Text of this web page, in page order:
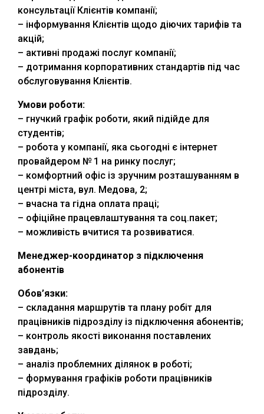
консультації Клієнтів компанії;
– інформування Клієнтів щодо діючих тарифів та
акцій;
– активні продажі послуг компанії;
– дотримання корпоративних стандартів під час
обслуговування Клієнтів.
Умови роботи:
– гнучкий графік роботи, який підійде для
студентів;
– робота у компанії, яка сьогодні є інтернет
провайдером № 1 на ринку послуг;
– комфортний офіс із зручним розташуванням в
центрі міста, вул. Медова, 2;
– вчасна та гідна оплата праці;
– офіційне працевлаштування та соц.пакет;
– можливість вчитися та розвиватися.
Менеджер-координатор з підключення
абонентів
Обов’язки:
– складання маршрутів та плану робіт для
працівників підрозділу із підключення абонентів;
– контроль якості виконання поставлених
завдань;
– аналіз проблемних ділянок в роботі;
– формування графіків роботи працівників
підрозділу.